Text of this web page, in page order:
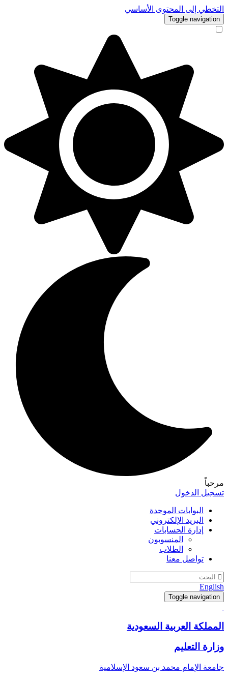
التخطي إلى المحتوى الأساسي
Toggle navigation
مرحباً
تسجيل الدخول
البوابات الموحدة
البريد الإلكتروني
إدارة الحسابات
المنسوبون
الطلاب
تواصل معنا
English
Toggle navigation
المملكة العربية السعودية
وزارة التعليم
جامعة الإمام محمد بن سعود الإسلامية